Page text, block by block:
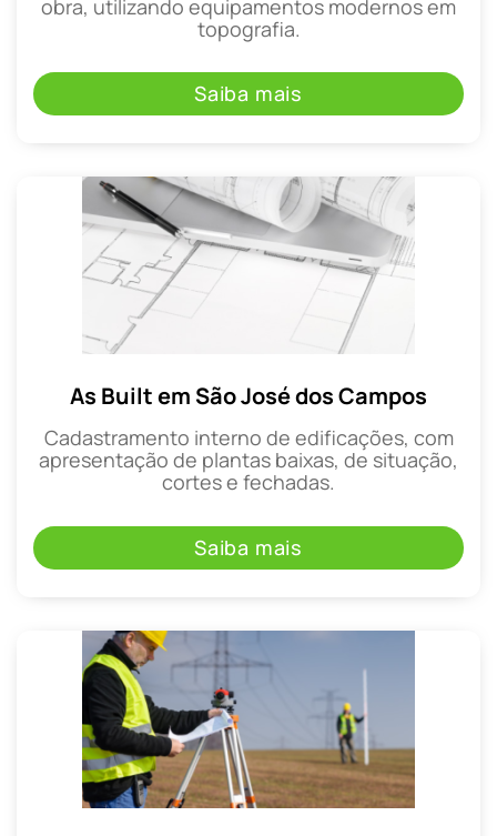
obra, utilizando equipamentos modernos em
topografia.
Saiba mais
As Built em São José dos Campos
Cadastramento interno de edificações, com
apresentação de plantas baixas, de situação,
cortes e fechadas.
Saiba mais